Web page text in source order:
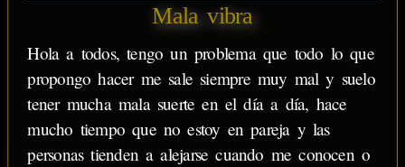
Mala vibra
Hola a todos, tengo un problema que todo lo que
propongo hacer me sale siempre muy mal y suelo
tener mucha mala suerte en el día a día, hace
mucho tiempo que no estoy en pareja y las
personas tienden a alejarse cuando me conocen o